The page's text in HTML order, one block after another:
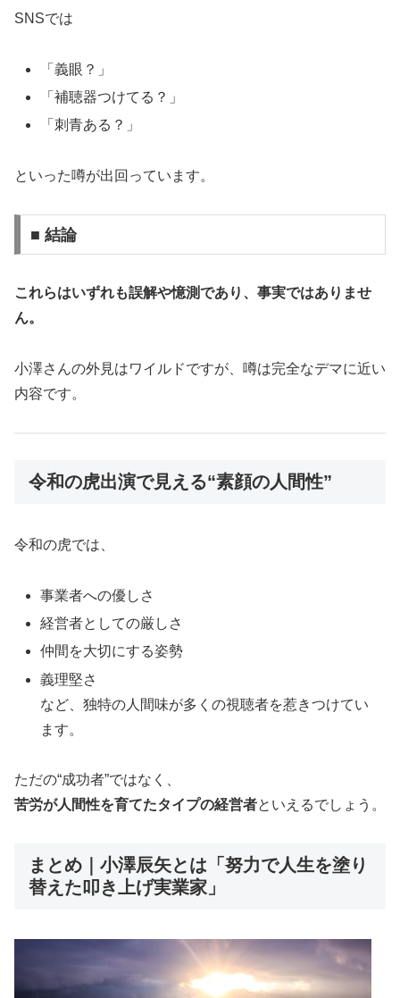
SNSでは
「義眼？」
「補聴器つけてる？」
「刺青ある？」
といった噂が出回っています。
■ 結論
これらはいずれも誤解や憶測であり、事実ではありませ
ん。
小澤さんの外見はワイルドですが、噂は完全なデマに近い
内容です。
令和の虎出演で見える“素顔の人間性”
令和の虎では、
事業者への優しさ
経営者としての厳しさ
仲間を大切にする姿勢
義理堅さ
など、独特の人間味が多くの視聴者を惹きつけてい
ます。
ただの“成功者”ではなく、
苦労が人間性を育てたタイプの経営者といえるでしょう。
まとめ｜小澤辰矢とは「努力で人生を塗り
替えた叩き上げ実業家」